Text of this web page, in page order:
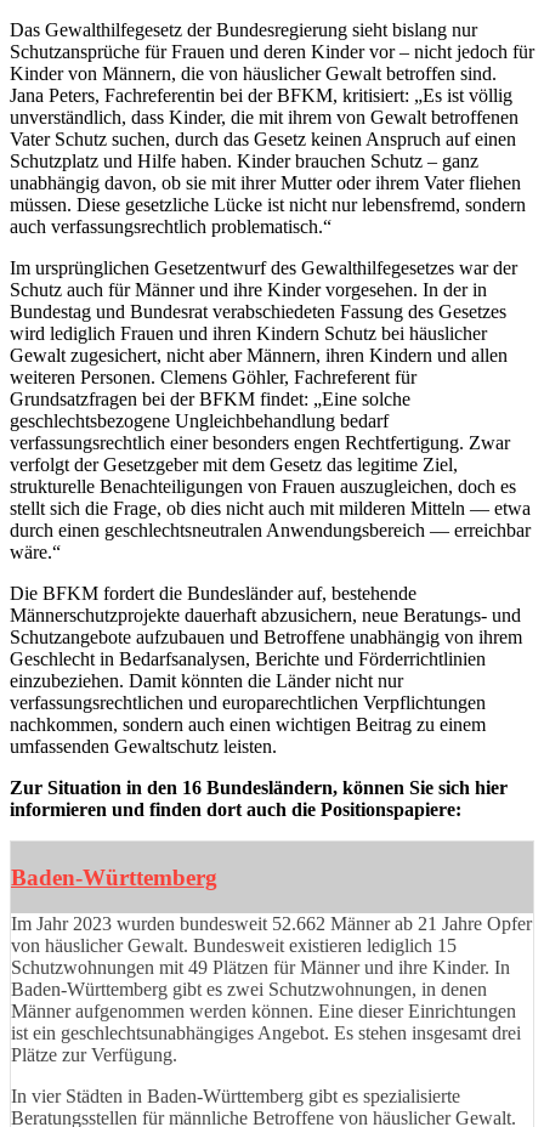
Das Gewalthilfegesetz der Bundesregierung sieht bislang nur
Schutzansprüche für Frauen und deren Kinder vor – nicht jedoch für
Kinder von Männern, die von häuslicher Gewalt betroffen sind.
Jana Peters, Fachreferentin bei der BFKM, kritisiert: „Es ist völlig
unverständlich, dass Kinder, die mit ihrem von Gewalt betroffenen
Vater Schutz suchen, durch das Gesetz keinen Anspruch auf einen
Schutzplatz und Hilfe haben. Kinder brauchen Schutz – ganz
unabhängig davon, ob sie mit ihrer Mutter oder ihrem Vater fliehen
müssen. Diese gesetzliche Lücke ist nicht nur lebensfremd, sondern
auch verfassungsrechtlich problematisch.“
Im ursprünglichen Gesetzentwurf des Gewalthilfegesetzes war der
Schutz auch für Männer und ihre Kinder vorgesehen. In der in
Bundestag und Bundesrat verabschiedeten Fassung des Gesetzes
wird lediglich Frauen und ihren Kindern Schutz bei häuslicher
Gewalt zugesichert, nicht aber Männern, ihren Kindern und allen
weiteren Personen. Clemens Göhler, Fachreferent für
Grundsatzfragen bei der BFKM findet: „Eine solche
geschlechtsbezogene Ungleichbehandlung bedarf
verfassungsrechtlich einer besonders engen Rechtfertigung. Zwar
verfolgt der Gesetzgeber mit dem Gesetz das legitime Ziel,
strukturelle Benachteiligungen von Frauen auszugleichen, doch es
stellt sich die Frage, ob dies nicht auch mit milderen Mitteln — etwa
durch einen geschlechtsneutralen Anwendungsbereich — erreichbar
wäre.“
Die BFKM fordert die Bundesländer auf, bestehende
Männerschutzprojekte dauerhaft abzusichern, neue Beratungs- und
Schutzangebote aufzubauen und Betroffene unabhängig von ihrem
Geschlecht in Bedarfsanalysen, Berichte und Förderrichtlinien
einzubeziehen. Damit könnten die Länder nicht nur
verfassungsrechtlichen und europarechtlichen Verpflichtungen
nachkommen, sondern auch einen wichtigen Beitrag zu einem
umfassenden Gewaltschutz leisten.
Zur Situation in den 16 Bundesländern, können Sie sich hier
informieren und finden dort auch die Positionspapiere:
Baden-Württemberg
Im Jahr 2023 wurden bundesweit 52.662 Männer ab 21 Jahre Opfer
von häuslicher Gewalt. Bundesweit existieren lediglich 15
Schutzwohnungen mit 49 Plätzen für Männer und ihre Kinder. In
Baden-Württemberg gibt es zwei Schutzwohnungen, in denen
Männer aufgenommen werden können. Eine dieser Einrichtungen
ist ein geschlechtsunabhängiges Angebot. Es stehen insgesamt drei
Plätze zur Verfügung.
In vier Städten in Baden-Württemberg gibt es spezialisierte
Beratungsstellen für männliche Betroffene von häuslicher Gewalt.